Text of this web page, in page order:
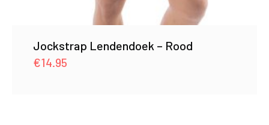
Jockstrap Lendendoek – Rood
€14.95